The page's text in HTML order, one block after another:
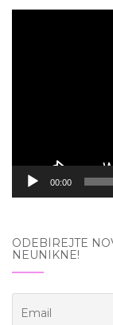
00:00
ODEBÍREJTE
NEUNIKNE!